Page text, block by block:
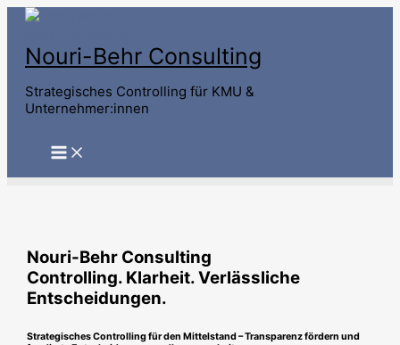
Zum
springen
Nouri-Behr Consulting
Strategisches Controlling für KMU &
Unternehmer:innen
Nouri-Behr Consulting
Controlling. Klarheit. Verlässliche
Entscheidungen.
Strategisches Controlling für den Mittelstand – Transparenz fördern und